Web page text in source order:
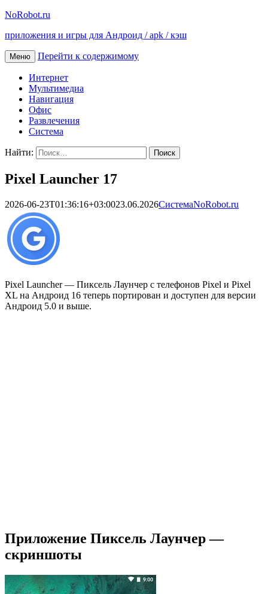
NoRobot.ru
приложения и игры для Андроид / apk / кэш
Меню Перейти к содержимому
Интернет
Мультимедиа
Навигация
Офис
Развлечения
Система
Найти:
Pixel Launcher 17
2026-06-23T01:36:16+03:0023.06.2026СистемаNoRobot.ru
Pixel Launcher — Пиксель Лаунчер с телефонов Pixel и Pixel
XL на Андроид 16 теперь портирован и доступен для версии
Андроид 5.0 и выше.
Приложение Пиксель Лаунчер —
скриншоты